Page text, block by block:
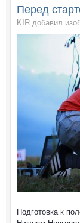
Перед
KIR добавил
Подготовка к